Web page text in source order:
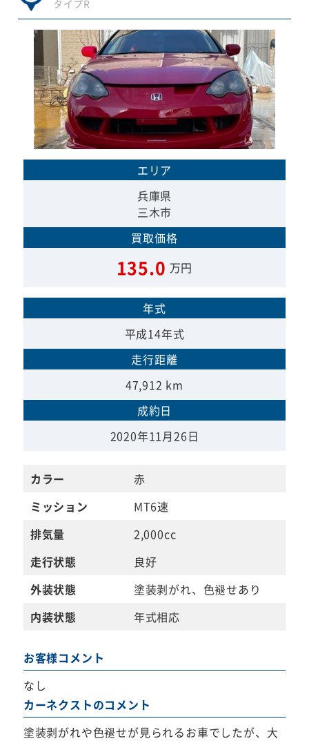
タイプR
エリア
兵庫県
三木市
買取価格
135.0 万円
年式
平成14年式
走行距離
47,912 km
成約日
2020年11月26日
カラー
赤
ミッション
MT6速
排気量
2,000cc
走行状態
良好
外装状態
塗装剥がれ、色褪せあり
内装状態
年式相応
お客様コメント
なし
カーネクストのコメント
塗装剥がれや色褪せが見られるお車でしたが、大